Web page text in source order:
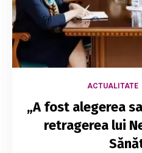
ACTUALITATE
„A fost alegerea
retragerea lui